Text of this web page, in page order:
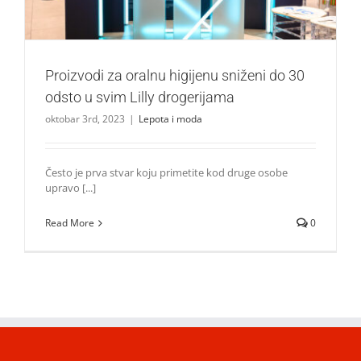
Proizvodi za oralnu higijenu sniženi do 30
odsto u svim Lilly drogerijama
oktobar 3rd, 2023 | Lepota i moda
Često je prva stvar koju primetite kod druge osobe
upravo [...]
Read More 0